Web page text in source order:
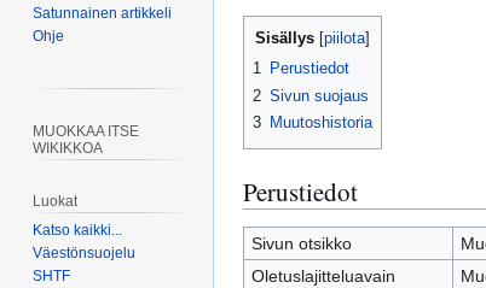
Siirry
Siirry
Sisällys
1 Perustiedot
2 Sivun suojaus
3 Muutoshistoria
Perustiedot
Sivun otsikko
Oletuslajitteluavain
Satunnainen artikkeli
Ohje
MUOKKAA ITSE
WIKIKKOA
Luokat
Katso kaikki...
Väestönsuojelu
SHTF